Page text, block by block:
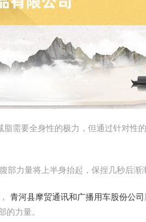
需要全身性的极力，但通过针对性
力量将上半身抬起，保捏几秒后渐
青河县摩贸通讯和广播用车股份公司
的力量。